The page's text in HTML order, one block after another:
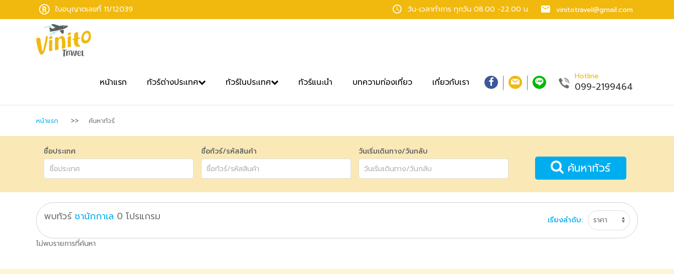
ใบอนุญาตเลขที่ 11/12039 วัน-เวลาทำการ ทุกวัน 08.00 -22.00 น. vinitotravel@gmail.com
หน้าแรก ทัวร์ต่างประเทศ ทัวร์ในประเทศ ทัวร์แนะนำ บทความท่องเที่ยว เกี่ยวกับเรา
Hotline
099-2199464
หน้าแรก ค้นหาทัวร์
ชื่อประเทศ ชื่อทัวร์/รหัสสินค้า วันเริ่มเดินทาง/วันกลับ
ค้นหาทัวร์
พบทัวร์ชานักกาเล 0 โปรแกรม เรียงลำดับ:
ไม่พบรายการที่ค้นหา